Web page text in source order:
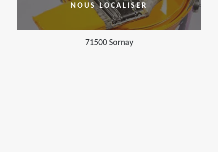
NOUS LOCALISER
71500 Sornay